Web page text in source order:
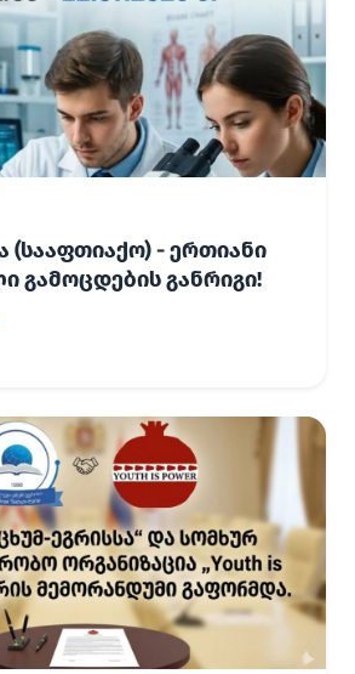
(სააფთიაქო) - ერთიანი
გამოცდების განრიგი!